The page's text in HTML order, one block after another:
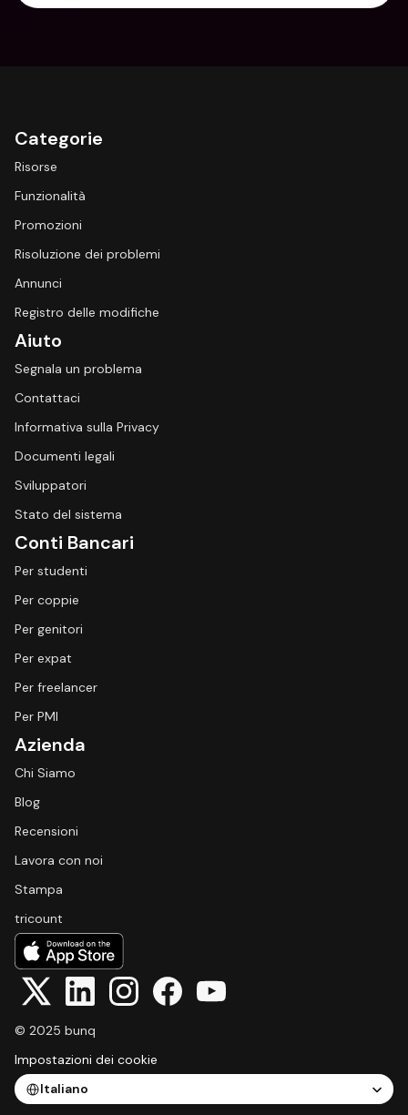
Categorie
Risorse
Funzionalità
Promozioni
Risoluzione dei problemi
Annunci
Registro delle modifiche
Aiuto
Segnala un problema
Contattaci
Informativa sulla Privacy
Documenti legali
Sviluppatori
Stato del sistema
Conti Bancari
Per studenti
Per coppie
Per genitori
Per expat
Per freelancer
Per PMI
Azienda
Chi Siamo
Blog
Recensioni
Lavora con noi
Stampa
tricount
© 2025 bunq
Impostazioni dei cookie
Select Language
Italiano